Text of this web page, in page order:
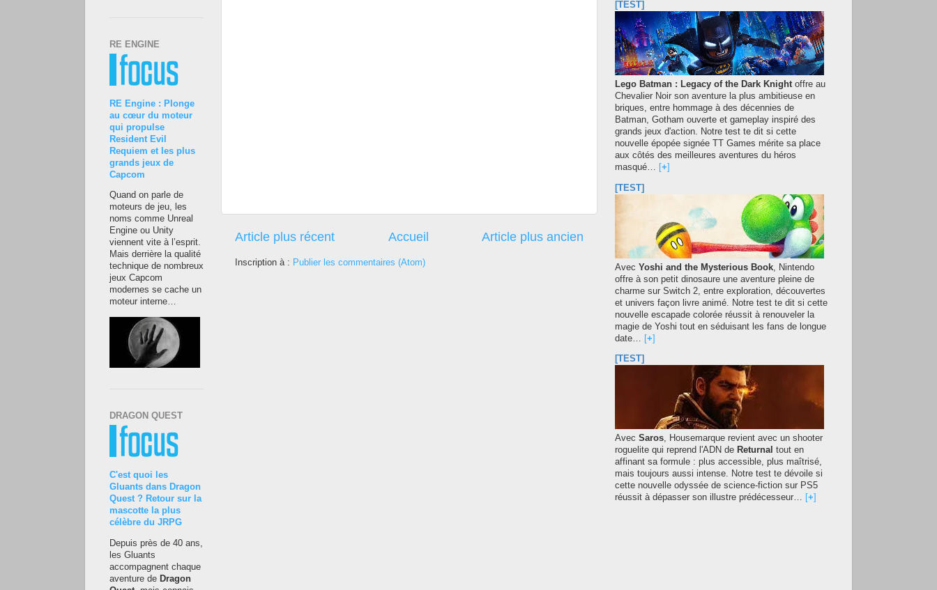
Article plus récent Article plus ancien
Accueil
Inscription à : Publier les commentaires (Atom)
RE ENGINE
RE Engine : Plonge
au cœur du moteur
qui propulse
Resident Evil
Requiem et les plus
grands jeux de
Capcom
Quand on parle de
moteurs de jeu, les
noms comme Unreal
Engine ou Unity
viennent vite à l’esprit.
Mais derrière la qualité
technique de nombreux
jeux Capcom
modernes se cache un
moteur interne…
DRAGON QUEST
C'est quoi les
Gluants dans Dragon
Quest ? Retour sur la
mascotte la plus
célèbre du JRPG
Depuis près de 40 ans,
les Gluants
accompagnent chaque
aventure de Dragon
[TEST]
Lego Batman : Legacy of the Dark Knightoffre au
Chevalier Noir son aventure la plus ambitieuse en
briques, entre hommage à des décennies de
Batman, Gotham ouverte et gameplay inspiré des
grands jeux d'action. Notre test te dit si cette
nouvelle épopée signée TT Games mérite sa place
aux côtés des meilleures aventures du héros
masqué…
+
[TEST]
Avec Yoshi and the Mysterious Book, Nintendo
offre à son petit dinosaure une aventure pleine de
charme sur Switch 2, entre exploration, découvertes
et univers façon livre animé. Notre test te dit si cette
nouvelle escapade colorée réussit à renouveler la
magie de Yoshi tout en séduisant les fans de longue
date… [+]
[TEST]
Avec Saros, Housemarque revient avec un shooter
roguelite qui reprend l'ADN de Returnal tout en
affinant sa formule : plus accessible, plus maîtrisé,
mais toujours aussi intense. Notre test te dévoile si
cette nouvelle odyssée de science-fiction sur PS5
réussit à dépasser son illustre prédécesseur…
+